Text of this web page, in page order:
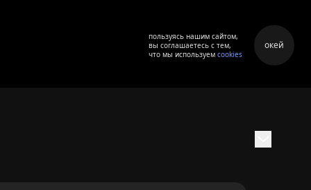
пользуясь нашим сайтом,
вы соглашаетесь с тем,
что мы используем cookies
окей